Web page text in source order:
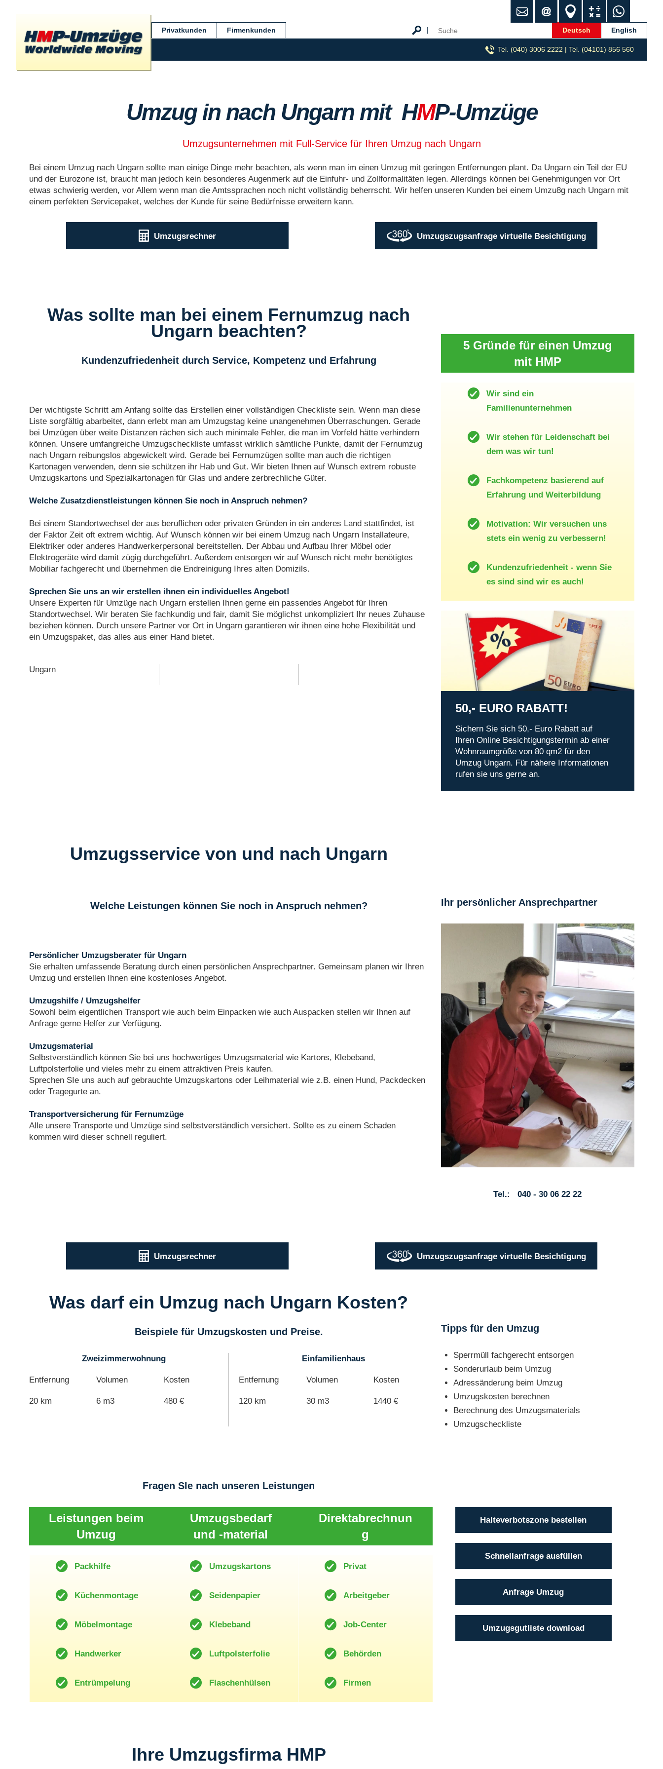
Deutsch English
Privatkunden Firmenkunden
Tel. (040) 3006 2222 | Tel. (04101) 856 560
Umzug in nach Ungarn mit HMP-Umzüge
Umzugsunternehmen mit Full-Service für Ihren Umzug nach Ungarn
Bei einem Umzug nach Ungarn sollte man einige Dinge mehr beachten, als wenn man im einen Umzug mit geringen Entfernungen plant. Da Ungarn ein Teil der EU
und der Eurozone ist, braucht man jedoch kein besonderes Augenmerk auf die Einfuhr- und Zollformalitäten legen. Allerdings können bei Genehmigungen vor Ort
etwas schwierig werden, vor Allem wenn man die Amtssprachen noch nicht vollständig beherrscht. Wir helfen unseren Kunden bei einem Umzu8g nach Ungarn mit
einem perfekten Servicepaket, welches der Kunde für seine Bedürfnisse erweitern kann.
Umzugsrechner Umzugszugsanfrage virtuelle Besichtigung
Was sollte man bei einem Fernumzug nach
Ungarn beachten?
Kundenzufriedenheit durch Service, Kompetenz und Erfahrung
Der wichtigste Schritt am Anfang sollte das Erstellen einer vollständigen Checkliste sein. Wenn man diese
Liste sorgfältig abarbeitet, dann erlebt man am Umzugstag keine unangenehmen Überraschungen. Gerade
bei Umzügen über weite Distanzen rächen sich auch minimale Fehler, die man im Vorfeld hätte verhindern
können. Unsere umfangreiche Umzugscheckliste umfasst wirklich sämtliche Punkte, damit der Fernumzug
nach Ungarn reibungslos abgewickelt wird. Gerade bei Fernumzügen sollte man auch die richtigen
Kartonagen verwenden, denn sie schützen ihr Hab und Gut. Wir bieten Ihnen auf Wunsch extrem robuste
Umzugskartons und Spezialkartonagen für Glas und andere zerbrechliche Güter.
Welche Zusatzdienstleistungen können Sie noch in Anspruch nehmen?
Bei einem Standortwechsel der aus beruflichen oder privaten Gründen in ein anderes Land stattfindet, ist
der Faktor Zeit oft extrem wichtig. Auf Wunsch können wir bei einem Umzug nach Ungarn Installateure,
Elektriker oder anderes Handwerkerpersonal bereitstellen. Der Abbau und Aufbau Ihrer Möbel oder
Elektrogeräte wird damit zügig durchgeführt. Außerdem entsorgen wir auf Wunsch nicht mehr benötigtes
Mobiliar fachgerecht und übernehmen die Endreinigung Ihres alten Domizils.
Sprechen Sie uns an wir erstellen ihnen ein individuelles Angebot!
Unsere Experten für Umzüge nach Ungarn erstellen Ihnen gerne ein passendes Angebot für Ihren
Standortwechsel. Wir beraten Sie fachkundig und fair, damit Sie möglichst unkompliziert Ihr neues Zuhause
beziehen können. Durch unsere Partner vor Ort in Ungarn garantieren wir ihnen eine hohe Flexibilität und
ein Umzugspaket, das alles aus einer Hand bietet.
Ungarn
5 Gründe für einen Umzug
mit HMP
Wir sind ein
Familienunternehmen
Wir stehen für Leidenschaft bei
dem was wir tun!
Fachkompetenz basierend auf
Erfahrung und Weiterbildung
Motivation: Wir versuchen uns
stets ein wenig zu verbessern!
Kundenzufriedenheit - wenn Sie
es sind sind wir es auch!
50,- Euro Rabatt!
50,- EURO RABATT!
Sichern Sie sich 50,- Euro Rabatt auf
Ihren Online Besichtigungstermin ab einer
Wohnraumgröße von 80 qm2 für den
Umzug Ungarn. Für nähere Informationen
rufen sie uns gerne an.
Umzugsservice von und nach Ungarn
Welche Leistungen können Sie noch in Anspruch nehmen?
Persönlicher Umzugsberater für Ungarn
Sie erhalten umfassende Beratung durch einen persönlichen Ansprechpartner. Gemeinsam planen wir Ihren
Umzug und erstellen Ihnen eine kostenloses Angebot.
Umzugshilfe / Umzugshelfer
Sowohl beim eigentlichen Transport wie auch beim Einpacken wie auch Auspacken stellen wir Ihnen auf
Anfrage gerne Helfer zur Verfügung.
Umzugsmaterial
Selbstverständlich können Sie bei uns hochwertiges Umzugsmaterial wie Kartons, Klebeband,
Luftpolsterfolie und vieles mehr zu einem attraktiven Preis kaufen.
Sprechen SIe uns auch auf gebrauchte Umzugskartons oder Leihmaterial wie z.B. einen Hund, Packdecken
oder Tragegurte an.
Transportversicherung für Fernumzüge
Alle unsere Transporte und Umzüge sind selbstverständlich versichert. Sollte es zu einem Schaden
kommen wird dieser schnell reguliert.
Ihr persönlicher Ansprechpartner
Tel.: 040 - 30 06 22 22
Umzugsrechner Umzugszugsanfrage virtuelle Besichtigung
Was darf ein Umzug nach Ungarn Kosten?
Beispiele für Umzugskosten und Preise.
Zweizimmerwohnung
Entfernung
20 km
Volumen
6 m3
Kosten
480 €
Einfamilienhaus
Entfernung
120 km
Volumen
30 m3
Kosten
1440 €
Tipps für den Umzug
Sperrmüll fachgerecht entsorgen
Sonderurlaub beim Umzug
Adressänderung beim Umzug
Umzugskosten berechnen
Berechnung des Umzugsmaterials
Umzugscheckliste
Fragen SIe nach unseren Leistungen
Leistungen beim
Umzug
Packhilfe
Küchenmontage
Möbelmontage
Handwerker
Entrümpelung
Umzugsbedarf
und -material
Umzugskartons
Seidenpapier
Klebeband
Luftpolsterfolie
Flaschenhülsen
Direktabrechnun
g
Privat
Arbeitgeber
Job-Center
Behörden
Firmen
Halteverbotszone bestellen
Schnellanfrage ausfüllen
Anfrage Umzug
Umzugsgutliste download
Ihre Umzugsfirma HMP
t
a
k
o
@
h
.
d
e
a
n
d
o
u
g
s
a
t
s
A